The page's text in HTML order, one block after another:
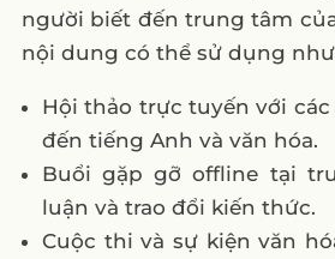
người biết đến trung tâm
nội dung có thể sử dụng
Hội thảo trực tuyến với
đến tiếng Anh và văn hóa.
Buổi gặp gỡ offline tại
luận và trao đổi kiến thức.
Cuộc thi và sự kiện văn